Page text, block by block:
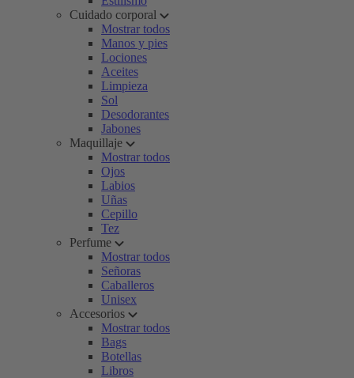
Cuidado corporal
Mostrar todos
Manos y pies
Lociones
Aceites
Limpieza
Sol
Desodorantes
Jabones
Maquillaje
Mostrar todos
Ojos
Labios
Uñas
Cepillo
Tez
Perfume
Mostrar todos
Señoras
Caballeros
Unisex
Accesorios
Mostrar todos
Bags
Botellas
Libros